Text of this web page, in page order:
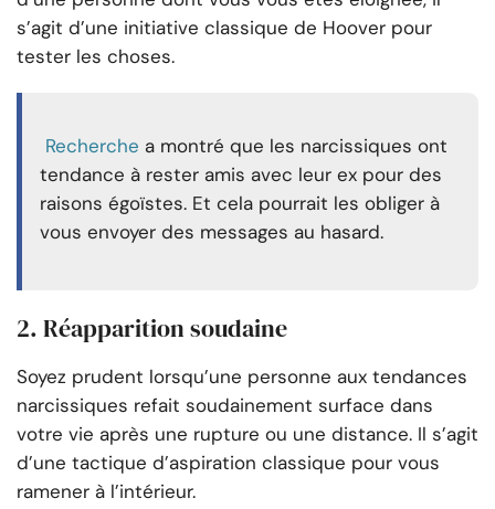
s’agit d’une initiative classique de Hoover pour
tester les choses.
Recherche a montré que les narcissiques ont
tendance à rester amis avec leur ex pour des
raisons égoïstes. Et cela pourrait les obliger à
vous envoyer des messages au hasard.
2. Réapparition soudaine
Soyez prudent lorsqu’une personne aux tendances
narcissiques refait soudainement surface dans
votre vie après une rupture ou une distance. Il s’agit
d’une tactique d’aspiration classique pour vous
ramener à l’intérieur.